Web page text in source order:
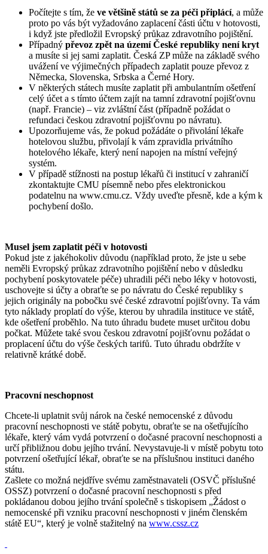
Počítejte s tím, že ve většině států se za péči připlácí, a může
proto po vás být vyžadováno zaplacení části účtu v hotovosti,
i když jste předložil Evropský průkaz zdravotního pojištění.
Případný převoz zpět na území České republiky není kryt
a musíte si jej sami zaplatit. Česká ZP může na základě svého
uvážení ve výjimečných případech zaplatit pouze převoz z
Německa, Slovenska, Srbska a Černé Hory.
V některých státech musíte zaplatit při ambulantním ošetření
celý účet a s tímto účtem zajít na tamní zdravotní pojišťovnu
(např. Francie) – viz zvláštní část (případně požádat o
refundaci českou zdravotní pojišťovnu po návratu).
Upozorňujeme vás, že pokud požádáte o přivolání lékaře
hotelovou službu, přivolají k vám zpravidla privátního
hotelového lékaře, který není napojen na místní veřejný
systém.
V případě stížnosti na postup lékařů či institucí v zahraničí
zkontaktujte CMU písemně nebo přes elektronickou
podatelnu na www.cmu.cz. Vždy uveďte přesně, kde a kým k
pochybení došlo.
Musel jsem zaplatit péči v hotovosti
Pokud jste z jakéhokoliv důvodu (například proto, že jste u sebe
neměli Evropský průkaz zdravotního pojištění nebo v důsledku
pochybení poskytovatele péče) uhradili péči nebo léky v hotovosti,
uschovejte si účty a obraťte se po návratu do České republiky s
jejich originály na pobočku své české zdravotní pojišťovny. Ta vám
tyto náklady proplatí do výše, kterou by uhradila instituce ve státě,
kde ošetření proběhlo. Na tuto úhradu budete muset určitou dobu
počkat. Můžete také svou českou zdravotní pojišťovnu požádat o
proplacení účtu do výše českých tarifů. Tuto úhradu obdržíte v
relativně krátké době.
Pracovní neschopnost
Chcete-li uplatnit svůj nárok na české nemocenské z důvodu
pracovní neschopnosti ve státě pobytu, obraťte se na ošetřujícího
lékaře, který vám vydá potvrzení o dočasné pracovní neschopnosti a
určí přibližnou dobu jejího trvání. Nevystavuje-li v místě pobytu toto
potvrzení ošetřující lékař, obraťte se na příslušnou instituci daného
státu.
Zašlete co možná nejdříve svému zaměstnavateli (OSVČ příslušné
OSSZ) potvrzení o dočasné pracovní neschopnosti s před
pokládanou dobou jejího trvání společně s tiskopisem „Žádost o
nemocenské při vzniku pracovní neschopnosti v jiném členském
státě EU“, který je volně stažitelný na www.cssz.cz